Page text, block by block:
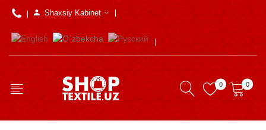
Shaxsiy Kabinet
0 0